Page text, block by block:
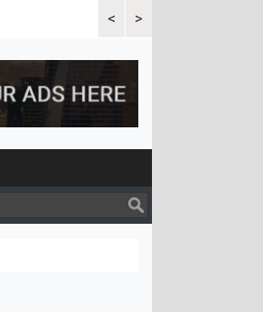
<
Kapolres Tulang Bawang
>